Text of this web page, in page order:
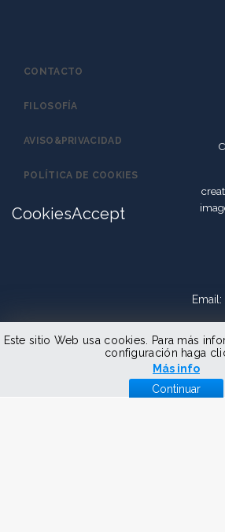
CONTACTO
FILOSOFÍA
AVISO&PRIVACIDAD
POLÍTICA DE COOKIES
CookiesAccept
Este sitio Web usa cookies. Para más
configuración haga
Más info
Continuar
Email: